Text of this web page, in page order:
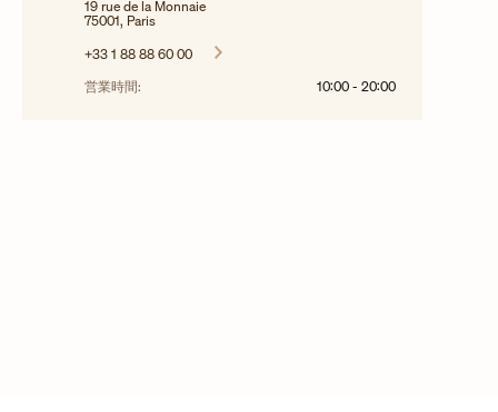
19 rue de la Monnaie
75001, Paris
+33 1 88 88 60 00
営業時間:
10:00 - 20:00